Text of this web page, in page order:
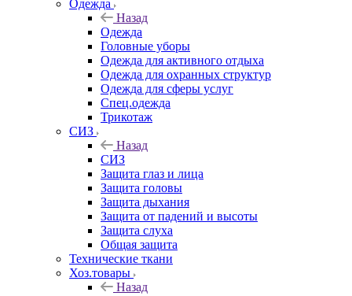
Одежда
Назад
Одежда
Головные уборы
Одежда для активного отдыха
Одежда для охранных структур
Одежда для сферы услуг
Спец.одежда
Трикотаж
СИЗ
Назад
СИЗ
Защита глаз и лица
Защита головы
Защита дыхания
Защита от падений и высоты
Защита слуха
Общая защита
Технические ткани
Хоз.товары
Назад